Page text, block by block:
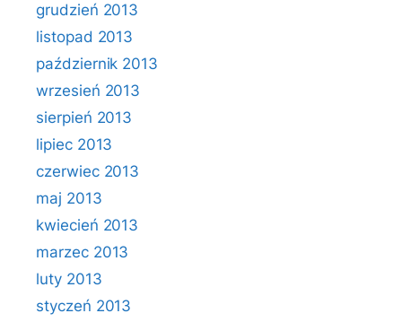
grudzień 2013
listopad 2013
październik 2013
wrzesień 2013
sierpień 2013
lipiec 2013
czerwiec 2013
maj 2013
kwiecień 2013
marzec 2013
luty 2013
styczeń 2013